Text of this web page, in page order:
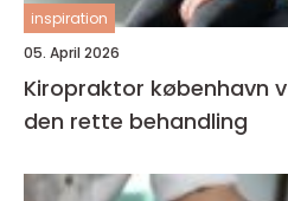
inspiration
05. April 2026
Kiropraktor københavn v sådan vælger du
den rette behandling